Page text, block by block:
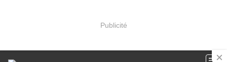
Publicité